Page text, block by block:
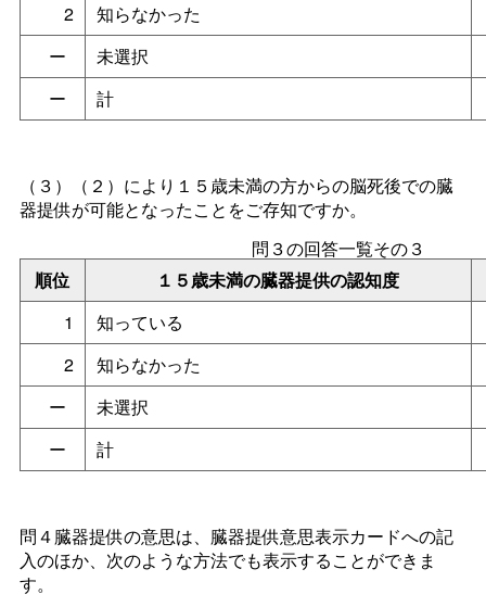
2
知らなかった
ー
未選択
ー
計
（３）（２）により１５歳未満の方からの脳死後での臓
器提供が可能となったことをご存知ですか。
順位 １５歳未満の臓器提供の認知度
問３の回答一覧その３
1
知っている
2
知らなかった
ー
未選択
ー
計
問４臓器提供の意思は、臓器提供意思表示カードへの記
入のほか、次のような方法でも表示することができま
す。